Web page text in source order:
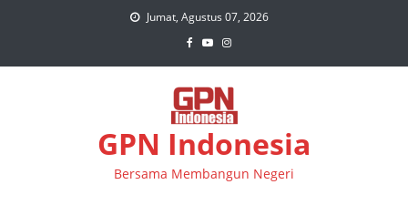
Jumat, Agustus 07, 2026
GPN Indonesia
Bersama Membangun Negeri